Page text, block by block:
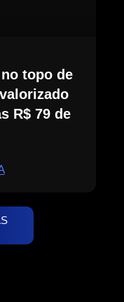
topo de
R$ 79 de